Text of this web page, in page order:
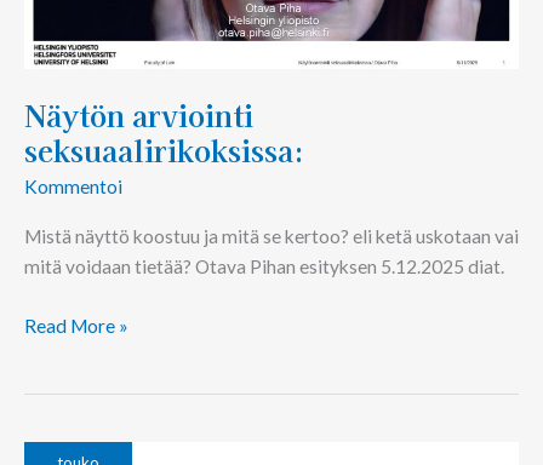
Näytön arviointi
seksuaalirikoksissa:
Kommentoi
Mistä näyttö koostuu ja mitä se kertoo? eli ketä uskotaan vai
mitä voidaan tietää? Otava Pihan esityksen 5.12.2025 diat.
Read More »
Seksuaalirikokset